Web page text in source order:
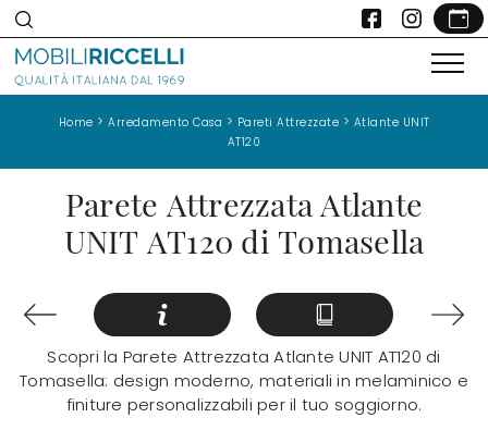
Home > Arredamento Casa > Pareti Attrezzate > Atlante UNIT
AT120
Parete Attrezzata Atlante
UNIT AT120 di Tomasella
Scopri la Parete Attrezzata Atlante UNIT AT120 di
Tomasella: design moderno, materiali in melaminico e
finiture personalizzabili per il tuo soggiorno.